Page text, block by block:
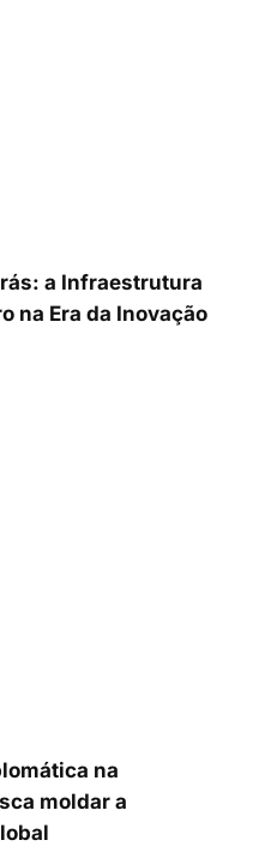
a Infraestrutura
na Era da Inovação
na
moldar a